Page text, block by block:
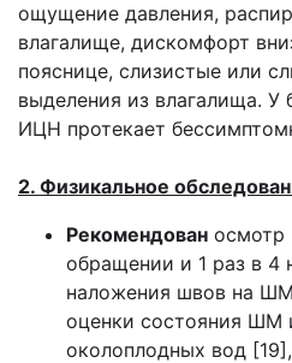
ощущение давления,
влагалище, дискомфорт
пояснице, слизистые или
выделения из влагалища. У
ИЦН протекает
2. Физикальное
Рекомендован осмотр
обращении и 1 раз в 4
наложения швов на
оценки состояния ШМ
околоплодных вод